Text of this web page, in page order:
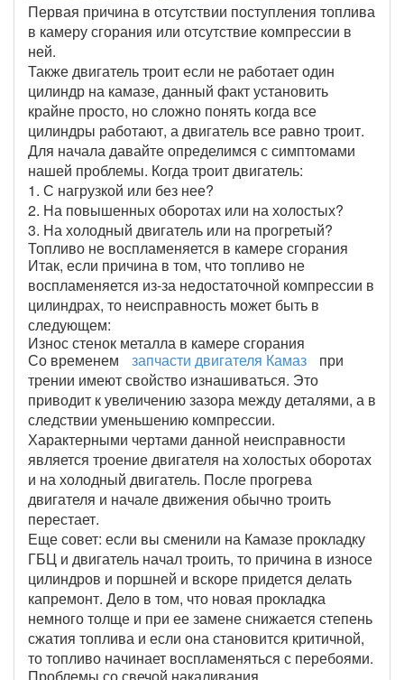
Первая причина в отсутствии поступления топлива
в камеру сгорания или отсутствие компрессии в
ней.
Также двигатель троит если не работает один
цилиндр на камазе, данный факт установить
крайне просто, но сложно понять когда все
цилиндры работают, а двигатель все равно троит.
Для начала давайте определимся с симптомами
нашей проблемы. Когда троит двигатель:
1. С нагрузкой или без нее?
2. На повышенных оборотах или на холостых?
3. На холодный двигатель или на прогретый?
Топливо не воспламеняется в камере сгорания
Итак, если причина в том, что топливо не
воспламеняется из-за недостаточной компрессии в
цилиндрах, то неисправность может быть в
следующем:
Износ стенок металла в камере сгорания
Со временем
запчасти двигателя Камаз
при
трении имеют свойство изнашиваться. Это
приводит к увеличению зазора между деталями, а в
следствии уменьшению компрессии.
Характерными чертами данной неисправности
является троение двигателя на холостых оборотах
и на холодный двигатель. После прогрева
двигателя и начале движения обычно троить
перестает.
Еще совет: если вы сменили на Камазе прокладку
ГБЦ и двигатель начал троить, то причина в износе
цилиндров и поршней и вскоре придется делать
капремонт. Дело в том, что новая прокладка
немного толще и при ее замене снижается степень
сжатия топлива и если она становится критичной,
то топливо начинает воспламеняться с перебоями.